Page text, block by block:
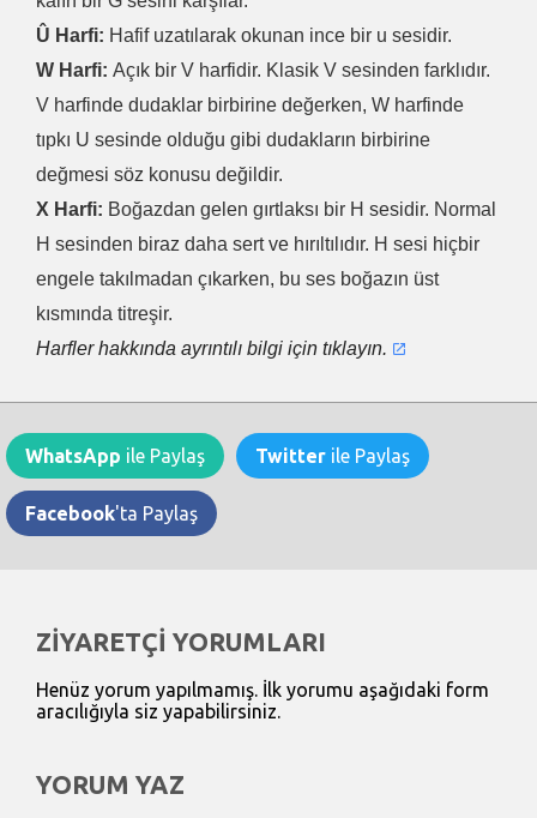
Û Harfi: Hafif uzatılarak okunan ince bir u sesidir.
W Harfi: Açık bir V harfidir. Klasik V sesinden farklıdır.
V harfinde dudaklar birbirine değerken, W harfinde
tıpkı U sesinde olduğu gibi dudakların birbirine
değmesi söz konusu değildir.
X Harfi: Boğazdan gelen gırtlaksı bir H sesidir. Normal
H sesinden biraz daha sert ve hırıltılıdır. H sesi hiçbir
engele takılmadan çıkarken, bu ses boğazın üst
kısmında titreşir.
Harfler hakkında ayrıntılı bilgi için tıklayın.
WhatsApp ile Paylaş Twitter ile Paylaş
Facebook'ta Paylaş
ZİYARETÇİ YORUMLARI
Henüz yorum yapılmamış. İlk yorumu aşağıdaki form
aracılığıyla siz yapabilirsiniz.
YORUM YAZ